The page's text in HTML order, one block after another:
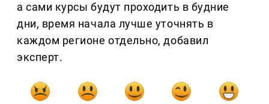
а сами курсы будут проходить в будние
дни, время начала лучше уточнять в
каждом регионе отдельно, добавил
эксперт.